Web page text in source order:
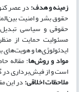
زمینه و هدف:در عصر
حقوق بشر و امنیت
حقوقی و سیاسی
مسئولیت حمایت از
ایدئولوژی‌ها و هویت‌های
مواد و روش‌ها: مقاله
است و از فیش‌برداری در
ملاحظات اخلاقی:در این